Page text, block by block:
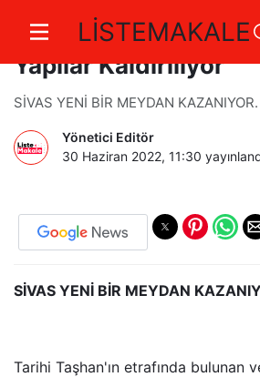
LİSTEMAKALE
Sivas Tarihi Taşhan
Yapılar Kaldırılıyor
SİVAS YENİ BİR MEYDAN KAZANIYOR.
Yönetici Editör
30 Haziran 2022, 11:30
SİVAS YENİ BİR MEYDAN
Tarihi Taşhan'ın etrafında bulunan